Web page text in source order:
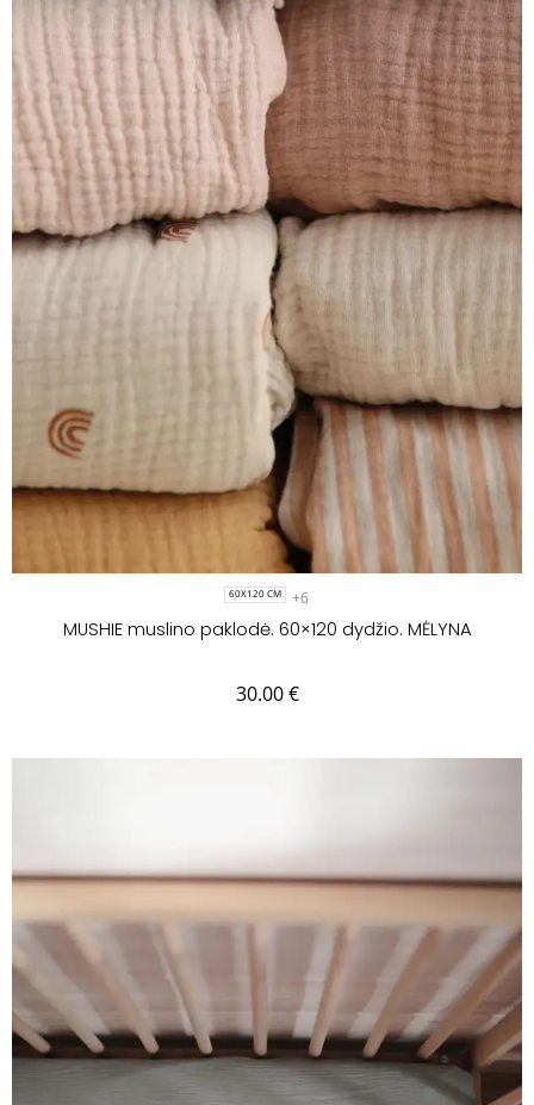
60X120 CM +6
MUSHIE muslino paklodė. 60×120 dydžio. MĖLYNA
30.00€